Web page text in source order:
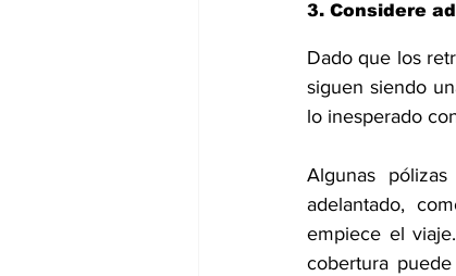
3. Considere
Dado que los
siguen siendo
lo inesperado
Algunas
adelantado,
empiece el
cobertura